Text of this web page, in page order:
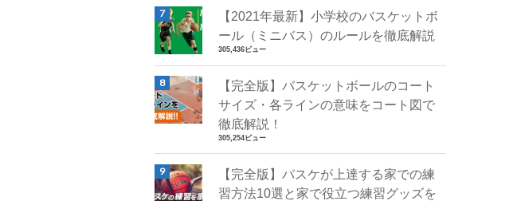
【2021年最新】小学校のバスケットボ
ール（ミニバス）のルールを徹底解説
305,436ビュー
【完全版】バスケットボールのコート
サイズ・各ラインの意味をコート図で
徹底解説！
305,254ビュー
【完全版】バスケが上達する家での練
習方法10選と家で役立つ練習グッズを